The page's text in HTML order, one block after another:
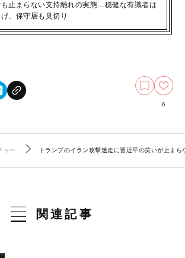
止まらない支持離れの実態…穏健な有識者は
、保守層も見切り
6
ャー トランプのイラン攻撃迷走に習近平の笑いが止ま
関連記事